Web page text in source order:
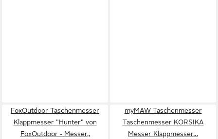
FoxOutdoor Taschenmesser
Klappmesser "Hunter" von
FoxOutdoor - Messer.,
myMAW Taschenmesser
Taschenmesser KORSIKA
Messer Klappmesser…